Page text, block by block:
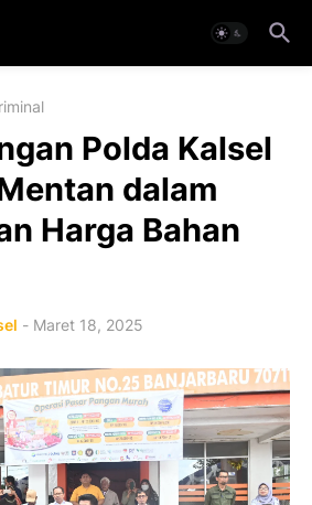
Polda Kalsel
dalam
Harga Bahan
- Maret 18, 2025